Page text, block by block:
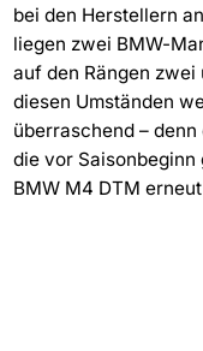
bei den Herstellern
liegen zwei BMW-
auf den Rängen zwei
diesen Umständen
überraschend –
die vor
BMW M4 DTM